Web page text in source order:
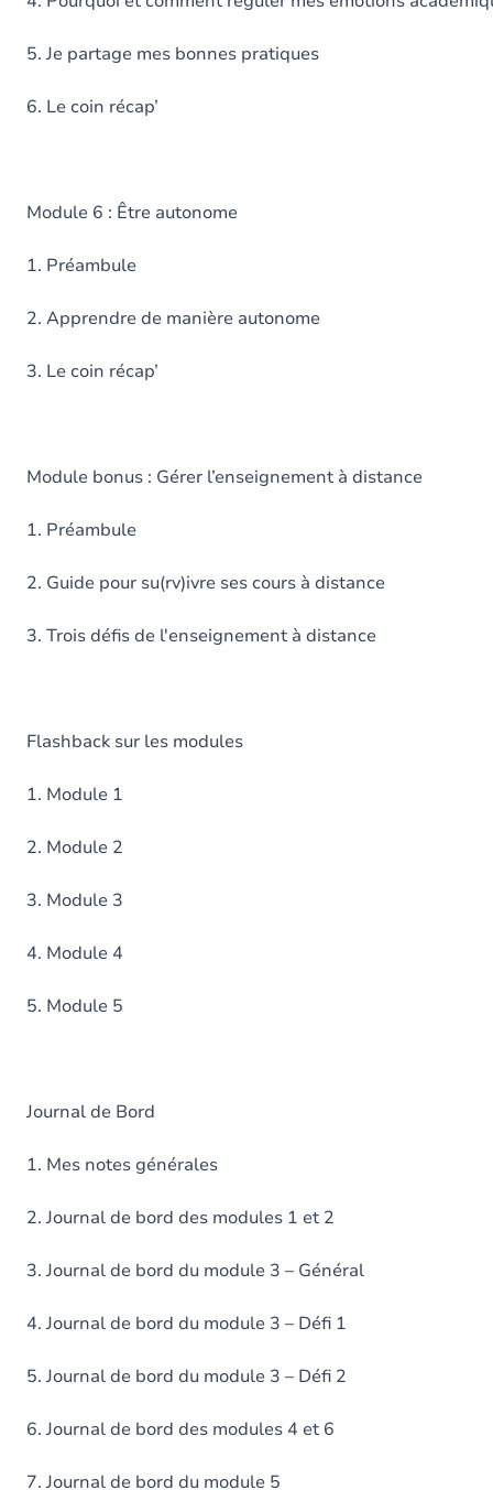
5. Je partage mes bonnes pratiques
6. Le coin récap’
Module 6 : Être autonome
1. Préambule
2. Apprendre de manière autonome
3. Le coin récap’
Module bonus : Gérer l’enseignement à distance
1. Préambule
2. Guide pour su(rv)ivre ses cours à distance
3. Trois défis de l'enseignement à distance
Flashback sur les modules
1. Module 1
2. Module 2
3. Module 3
4. Module 4
5. Module 5
Journal de Bord
1. Mes notes générales
2. Journal de bord des modules 1 et 2
3. Journal de bord du module 3 – Général
4. Journal de bord du module 3 – Défi 1
5. Journal de bord du module 3 – Défi 2
6. Journal de bord des modules 4 et 6
7. Journal de bord du module 5